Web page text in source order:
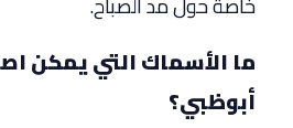
ما الأسماك التي يمكن
أبوظبي؟